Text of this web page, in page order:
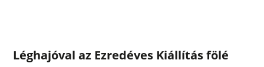
Léghajóval az Ezredéves Kiállítás fölé